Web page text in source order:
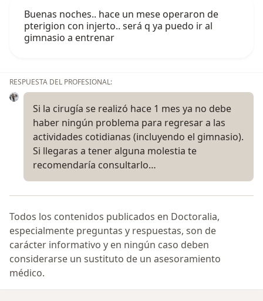
Buenas noches.. hace un mese operaron de
pterigion con injerto.. será q ya puedo ir al
gimnasio a entrenar
RESPUESTA DEL PROFESIONAL:
Si la cirugía se realizó hace 1 mes ya no debe
haber ningún problema para regresar a las
actividades cotidianas (incluyendo el gimnasio).
Si llegaras a tener alguna molestia te
recomendaría consultarlo…
Todos los contenidos publicados en Doctoralia,
especialmente preguntas y respuestas, son de
carácter informativo y en ningún caso deben
considerarse un sustituto de un asesoramiento
médico.